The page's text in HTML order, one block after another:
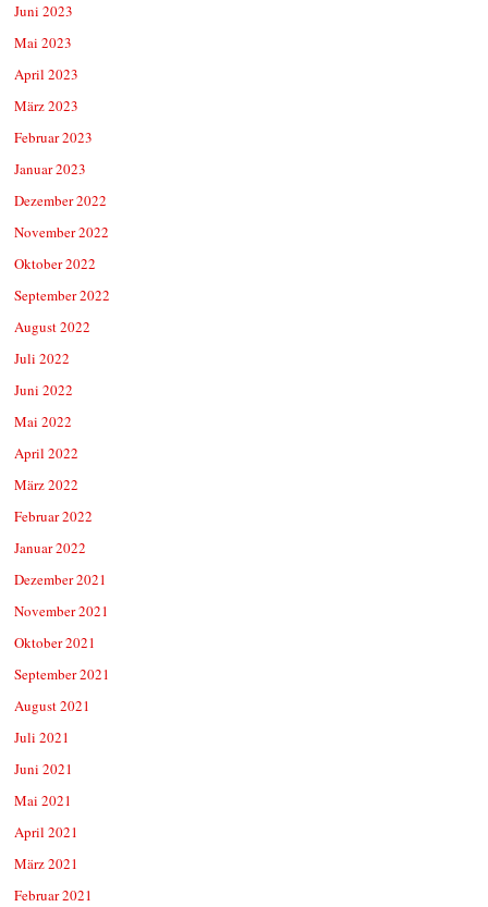
Juni 2023
Mai 2023
April 2023
März 2023
Februar 2023
Januar 2023
Dezember 2022
November 2022
Oktober 2022
September 2022
August 2022
Juli 2022
Juni 2022
Mai 2022
April 2022
März 2022
Februar 2022
Januar 2022
Dezember 2021
November 2021
Oktober 2021
September 2021
August 2021
Juli 2021
Juni 2021
Mai 2021
April 2021
März 2021
Februar 2021